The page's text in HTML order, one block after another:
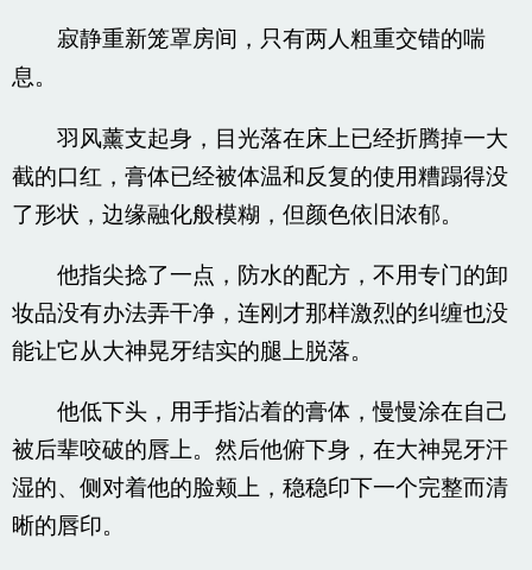
寂静重新笼罩房间，只有两人粗重交错的喘
息。
羽风薰支起身，目光落在床上已经折腾掉一大
截的口红，膏体已经被体温和反复的使用糟蹋得没
了形状，边缘融化般模糊，但颜色依旧浓郁。
他指尖捻了一点，防水的配方，不用专门的卸
妆品没有办法弄干净，连刚才那样激烈的纠缠也没
能让它从大神晃牙结实的腿上脱落。
他低下头，用手指沾着的膏体，慢慢涂在自己
被后辈咬破的唇上。然后他俯下身，在大神晃牙汗
湿的、侧对着他的脸颊上，稳稳印下一个完整而清
晰的唇印。